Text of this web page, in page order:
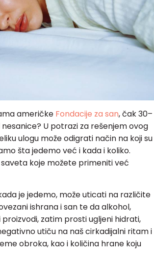
američke Fondacije za san, čak 30–
U potrazi za rešenjem ovog
ulogu može odigrati način na koji su
šta jedemo već i kada i koliko.
koje možete primeniti već
je jedemo, može uticati na različite
ishrana i san te da alkohol,
zatim prosti ugljeni hidrati,
utiču na naš cirkadijalni ritam i
obroka, kao i količina hrane koju